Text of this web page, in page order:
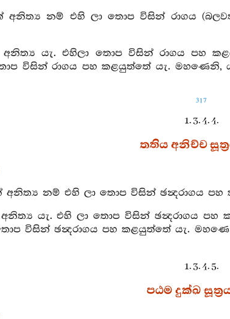
අනිත්‍ය නම් එහි ලා තොප විසින් රාගය
යැ. එහිලා තොප විසින් රාගය පහ
විසින් රාගය පහ කළයුත්තේ යැ.
317
1. 3. 4. 4.
තතිය අනිච්ච
නම් එහි ලා තොප විසින් ඡන්‍දරාගය
යැ. එහි ලා තොප විසින් ඡන්‍දරාගය පහ
විසින් ඡන්‍දරාගය පහ කළයුත්තේ යැ.
1. 3. 4. 5.
පඨම දුක්ඛ